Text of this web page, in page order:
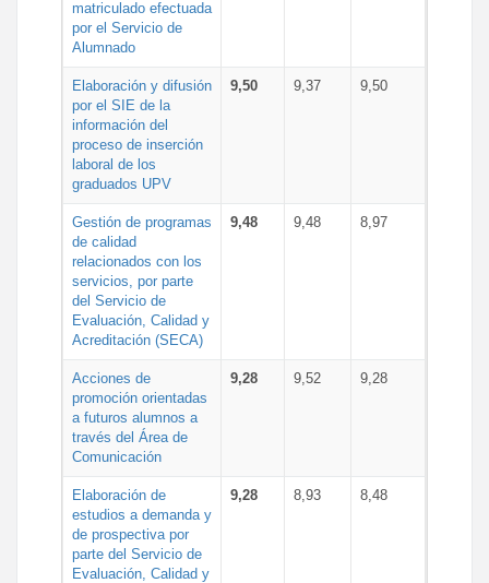
matriculado efectuada
por el Servicio de
Alumnado
Elaboración y difusión
por el SIE de la
información del
proceso de inserción
laboral de los
graduados UPV
9,50 9,37 9,50
Gestión de programas
de calidad
relacionados con los
servicios, por parte
del Servicio de
Evaluación, Calidad y
Acreditación (SECA)
9,48 9,48 8,97
Acciones de
promoción orientadas
a futuros alumnos a
través del Área de
Comunicación
9,28 9,52 9,28
Elaboración de
estudios a demanda y
de prospectiva por
parte del Servicio de
Evaluación, Calidad y
9,28 8,93 8,48